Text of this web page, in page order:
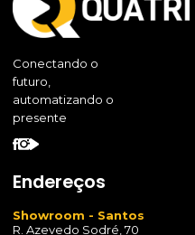
Conectando o
futuro,
automatizando o
presente
Endereços
Showroom - Santos
R. Azevedo Sodré, 70